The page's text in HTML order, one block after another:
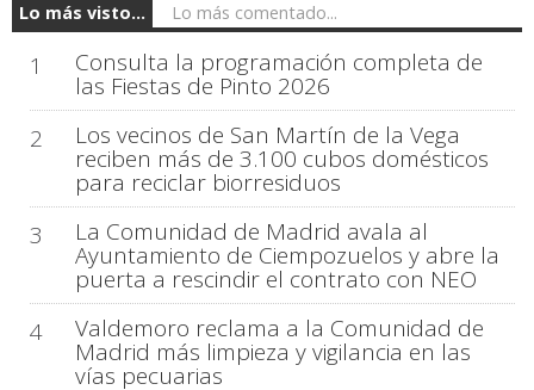
Lo más visto... Lo más comentado...
1 Consulta la programación completa de
las Fiestas de Pinto 2026
2
Los vecinos de San Martín de la Vega
reciben más de 3.100 cubos domésticos
para reciclar biorresiduos
3
La Comunidad de Madrid avala al
Ayuntamiento de Ciempozuelos y abre la
puerta a rescindir el contrato con NEO
4
Valdemoro reclama a la Comunidad de
Madrid más limpieza y vigilancia en las
vías pecuarias